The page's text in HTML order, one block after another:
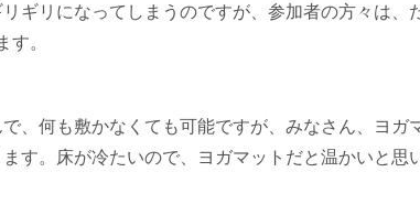
ギリになってしまうのですが、参加者の方々は、
す。
、何も敷かなくても可能ですが、みなさん、ヨガ
す。床が冷たいので、ヨガマットだと温かいと思